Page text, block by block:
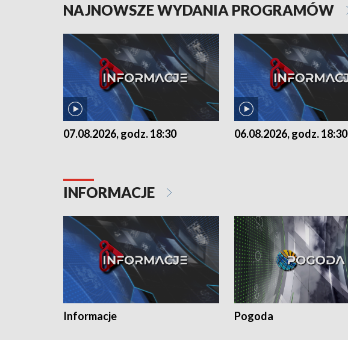
NAJNOWSZE WYDANIA PROGRAMÓW
07.08.2026, godz. 18:30 06.08.2026, godz. 18:30
INFORMACJE
Informacje Pogoda